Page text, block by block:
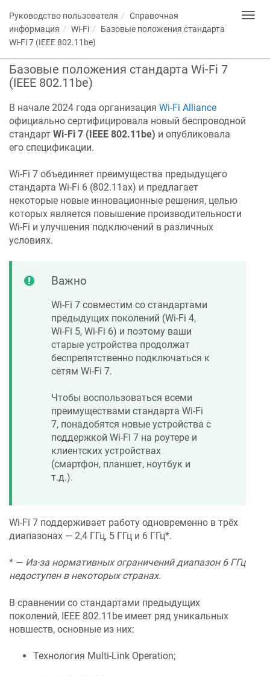
Руководство пользователя
Справочная
информация
Wi-Fi
Базовые положения стандарта
Wi-Fi 7 (IEEE 802.11be)
Базовые положения стандарта Wi-Fi 7
(IEEE 802.11be)
В начале 2024 года организация Wi-Fi Alliance
официально сертифицировала новый беспроводной
стандарт Wi-Fi 7 (IEEE 802.11be) и опубликовала
его спецификации.
Wi-Fi 7 объединяет преимущества предыдущего
стандарта Wi-Fi 6 (802.11ax) и предлагает
некоторые новые инновационные решения, целью
которых является повышение производительности
Wi-Fi и улучшения подключений в различных
условиях.
Важно
Wi-Fi 7 совместим со стандартами
предыдущих поколений (Wi-Fi 4,
Wi-Fi 5, Wi-Fi 6) и поэтому ваши
старые устройства продолжат
беспрепятственно подключаться к
сетям Wi-Fi 7.
Чтобы воспользоваться всеми
преимуществами стандарта Wi-Fi
7, понадобятся новые устройства с
поддержкой Wi-Fi 7 на роутере и
клиентских устройствах
(смартфон, планшет, ноутбук и
т.д.).
Wi-Fi 7 поддерживает работу одновременно в трёх
диапазонах — 2,4 ГГц, 5 ГГц и 6 ГГц*.
* — Из-за нормативных ограничений диапазон 6 ГГц
недоступен в некоторых странах.
В сравнении со стандартами предыдущих
поколений, IEEE 802.11be имеет ряд уникальных
новшеств, основные из них:
Технология Multi-Link Operation;